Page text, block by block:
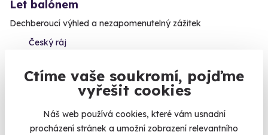
Ctíme vaše soukromí, pojďme
vyřešit cookies
Náš web používá cookies, které vám usnadní
procházení stránek a umožní zobrazení relevantního
Let balónem
Dechberoucí výhled a nezapomenutelný zážitek
Český ráj
3 490 Kč